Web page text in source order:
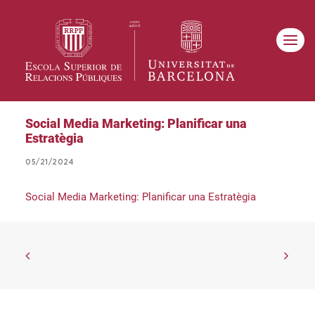
Social Media Marketing: Planificar una
Estratègia
05/21/2024
Social Media Marketing: Planificar una Estratègia